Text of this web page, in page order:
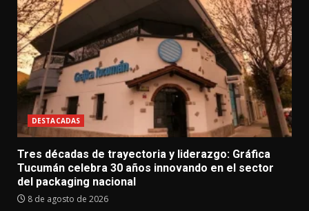
DESTACADAS
Tres décadas de trayectoria y liderazgo: Gráfica
Tucumán celebra 30 años innovando en el sector
del packaging nacional
8 de agosto de 2026